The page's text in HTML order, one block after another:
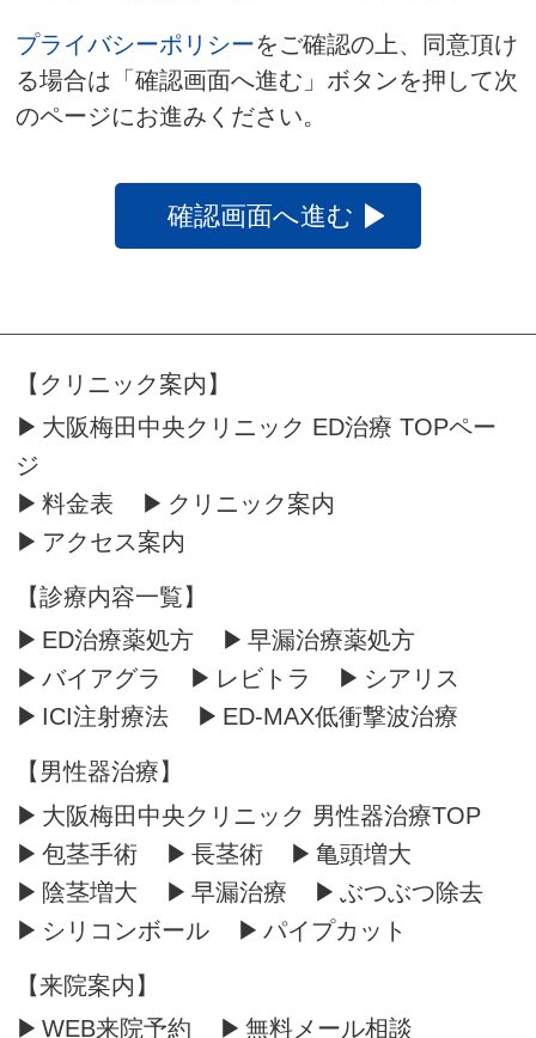
プライバシーポリシーをご確認の上、同意頂け
る場合は「確認画面へ進む」ボタンを押して次
のページにお進みください。
【クリニック案内】
大阪梅田中央クリニック ED治療 TOPペー
ジ
料金表
クリニック案内
アクセス案内
【診療内容一覧】
ED治療薬処方
早漏治療薬処方
バイアグラ
レビトラ
シアリス
ICI注射療法
ED-MAX低衝撃波治療
【男性器治療】
大阪梅田中央クリニック 男性器治療TOP
包茎手術
長茎術
亀頭増大
陰茎増大
早漏治療
ぶつぶつ除去
シリコンボール
パイプカット
【来院案内】
WEB来院予約
無料メール相談